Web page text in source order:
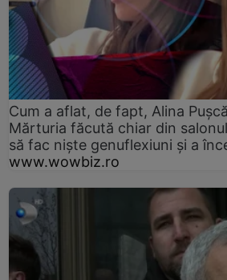
Cum a aflat, de fapt, Alina
Mărturia făcută chiar din
să fac niște genuflexiuni și a
www.wowbiz.ro